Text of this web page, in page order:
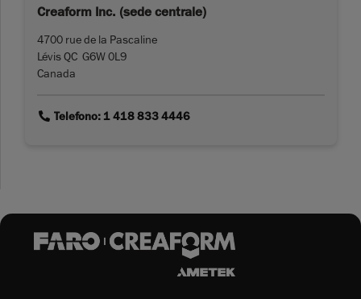
Creaform Inc. (sede centrale)
4700 rue de la Pascaline
Lévis QC G6W 0L9
Canada
linkTelefono: 1 418 833 4446